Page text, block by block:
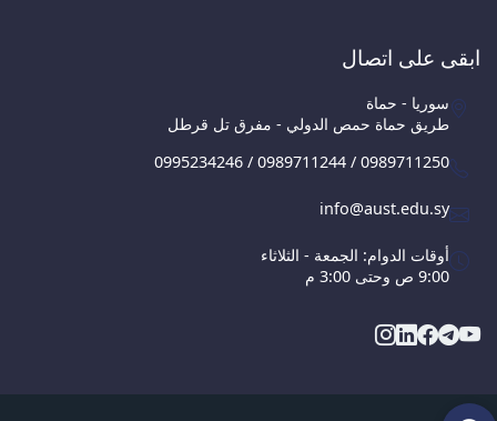
ابقى على اتصال
سوريا - حماة
طريق حماة حمص الدولي - مفرق تل قرطل
0995234246 / 0989711244 / 0989711250
info@aust.edu.sy
أوقات الدوام: الجمعة - الثلاثاء
9:00 ص وحتى 3:00 م